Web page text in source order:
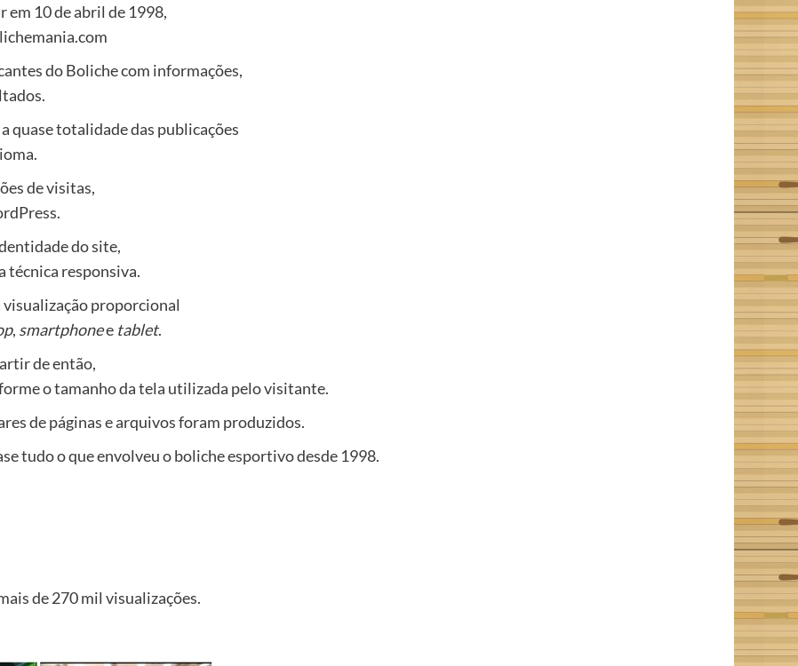
10 de abril de 1998,
do Boliche com informações,
quase totalidade das publicações
de visitas,
do site,
técnica responsiva.
proporcional
, smartphonee tablet.
de então,
o tamanho da tela utilizada pelo visitante.
de páginas e arquivos foram produzidos.
tudo o que envolveu o boliche esportivo desde 1998.
de 270 mil visualizações.